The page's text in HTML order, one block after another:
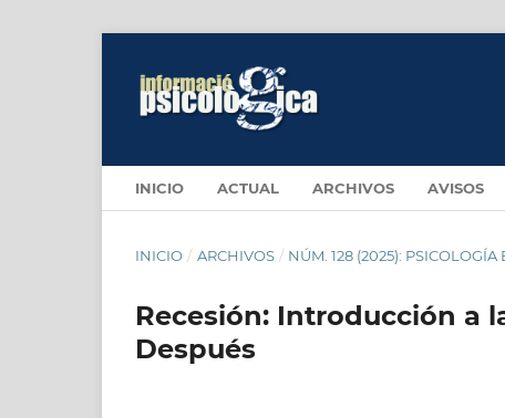
INICIO ACTUAL ARCHIVOS AVISOS
INICIO / ARCHIVOS / NÚM. 128 (2025): PSICOLOGÍA
Recesión: Introducción a
Después